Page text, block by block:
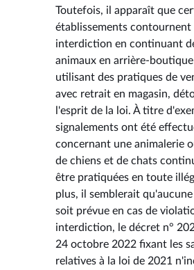
Toutefois, il apparaît que
établissements contournent
interdiction en continuant
animaux en arrière-
utilisant des pratiques de
avec retrait en magasin,
l'esprit de la loi. À titre
signalements ont été
concernant une animalerie
de chiens et de chats
être pratiquées en toute
plus, il semblerait
soit prévue en cas de
interdiction, le décret n°
24 octobre 2022 fixant les
relatives à la loi de 2021